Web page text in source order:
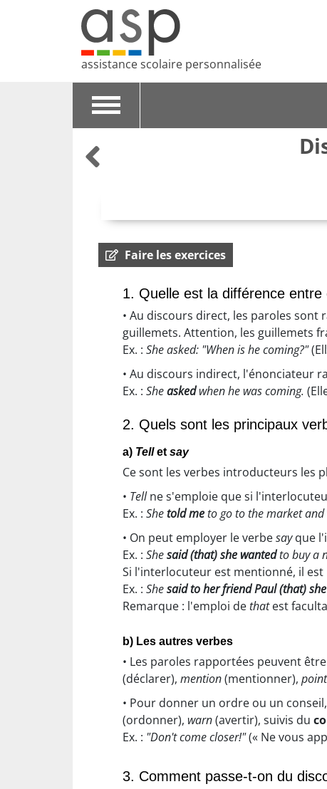
assistance scolaire personnalisée
Toggle
Faire les exercices
1. Quelle est la différence
• Au discours direct, les paroles
guillemets. Attention, les guillemets
Ex. : She asked: "When is he coming?"
• Au discours indirect, l'énonciateur
Ex. : Sheaskedwhen he was coming.
2. Quels sont les principaux
a) Tellet say
Ce sont les verbes introducteurs les
• Tellne s'emploie que si
Ex. : Shetold meto go to the market
• On peut employer le verbesayque
Ex. : Shesaid (that) she wantedto buy a
Si l'interlocuteur est mentionné, il
Ex. : Shesaid to her friend Paul (that)
Remarque : l'emploi dethatest
b) Les autres verbes
• Les paroles rapportées peuvent
(déclarer), mention(mentionner),
• Pour donner un ordre ou un
(ordonner), warn(avertir), suivis du
Ex. : "Don't come closer!"(« Ne vous
3. Comment passe-t-on du